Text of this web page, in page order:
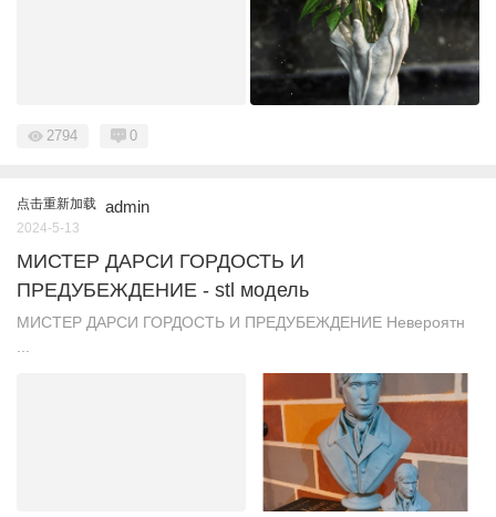
2794 0
点击重新加载 admin
2024-5-13
МИСТЕР ДАРСИ ГОРДОСТЬ И
ПРЕДУБЕЖДЕНИЕ - stl модель
МИСТЕР ДАРСИ ГОРДОСТЬ И ПРЕДУБЕЖДЕНИЕ Невероятн